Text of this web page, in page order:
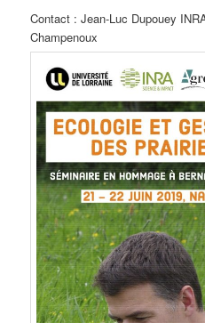
Contact : Jean-Luc Dupouey
Champenoux